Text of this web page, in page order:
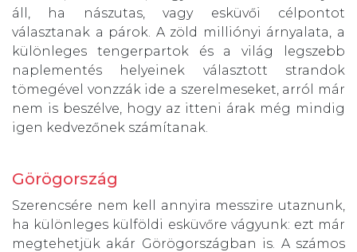
áll, ha nászutas, vagy esküvői célpontot
választanak a párok. A zöld milliónyi árnyalata, a
különleges tengerpartok és a világ legszebb
naplementés helyeinek választott strandok
tömegével vonzzák ide a szerelmeseket, arról már
nem is beszélve, hogy az itteni árak még mindig
igen kedvezőnek számítanak.
Görögország
Szerencsére nem kell annyira messzire utaznunk,
ha különleges külföldi esküvőre vágyunk: ezt már
megtehetjük akár Görögországban is. A számos